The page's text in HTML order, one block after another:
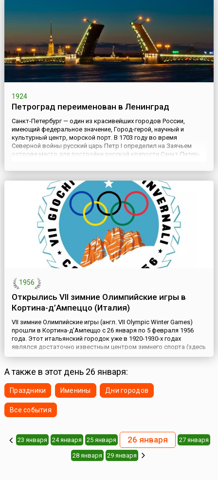
1924
Петроград переименован в Ленинград
Санкт-Петербург — один из красивейших городов России,
имеющий федеральное значение, Город-герой, научный и
культурный центр, морской порт. В 1703 году во время
Северной войны русский царь Петр I определил на Заячьем
острове место для постройки русской крепости Санкт-Питер-
храма Петра и Павла, город стремительно расстраивался.
Санкт-Пе...
1956
Открылись VII зимние Олимпийские игры в
Кортина-д’Ампеццо (Италия)
VII зимние Олимпийские игры (англ. VII Olympic Winter Games)
прошли в Кортина-д'Ампеццо с 26 января по 5 февраля 1956
года. Этот итальянский городок уже в 1920-1930-х годах
являлся достаточно известным центром зимнего спорта (здесь
проводились соревнования мирового уровня по лыжному и
Олимпийские игры еще в 1944 году, но которые были отменены
А также в этот день 26 января:
Праздники Именины Дни городов
Все события
23 января 24 января 25 января 26 января 27 января
28 января 29 января